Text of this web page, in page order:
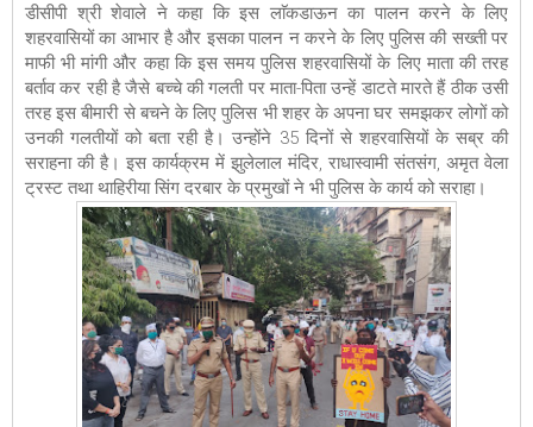
डीसीपी श्री शेवाले ने कहा कि इस लाॅकडाऊन का पालन करने के लिए
शहरवासियों का आभार है और इसका पालन न करने के लिए पुलिस की सख्ती पर
माफी भी मांगी और कहा कि इस समय पुलिस शहरवासियों के लिए माता की तरह
बर्ताव कर रही है जैसे बच्चे की गलती पर माता-पिता उन्हें डाटते मारते हैं ठीक उसी
तरह इस बीमारी से बचने के लिए पुलिस भी शहर के अपना घर समझकर लोगों को
उनकी गलतीयों को बता रही है। उन्होंने 35 दिनों से शहरवासियों के सब्र की
सराहना की है। इस कार्यक्रम में झुलेलाल मंदिर, राधास्वामी संतसंग, अमृत वेला
ट्रस्ट तथा थाहिरीया सिंग दरबार के प्रमुखों ने भी पुलिस के कार्य को सराहा।